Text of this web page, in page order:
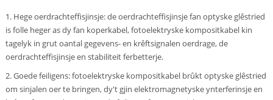
1. Hege oerdrachteffisjinsje: de oerdrachteffisjinsje fan optyske glêstried
is folle heger as dy fan koperkabel, fotoelektryske kompositkabel kin
tagelyk in grut oantal gegevens- en krêftsignalen oerdrage, de
oerdrachteffisjinsje en stabiliteit ferbetterje.
2. Goede feiligens: fotoelektryske kompositkabel brûkt optyske glêstried
om sinjalen oer te bringen, dy't gjin elektromagnetyske ynterferinsje en